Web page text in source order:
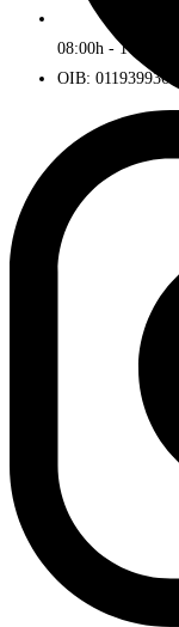
08:00h - 16:00h
OIB: 01193993672